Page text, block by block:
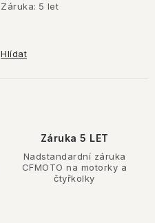
Záruka: 5 let
Hlídat
Záruka 5 LET
Nadstandardní záruka
CFMOTO na motorky a
čtyřkolky